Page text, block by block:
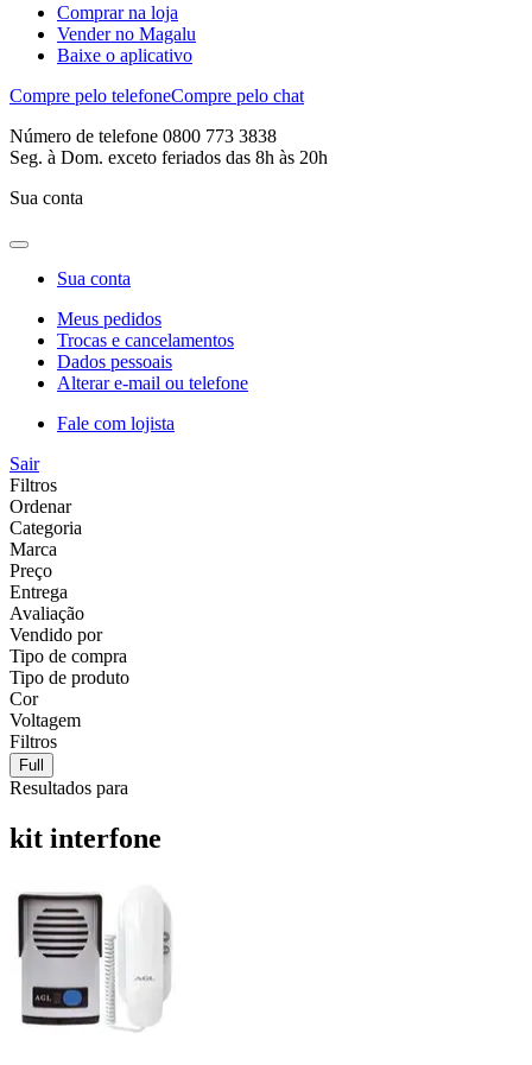
Comprar na loja
Vender no Magalu
Baixe o aplicativo
Compre pelo telefoneCompre pelo chat
Número de telefone 0800 773 3838
Seg. à Dom. exceto feriados das 8h às 20h
Sua conta
Sua conta
Meus pedidos
Trocas e cancelamentos
Dados pessoais
Alterar e-mail ou telefone
Fale com lojista
Sair
Filtros
Ordenar
Categoria
Marca
Preço
Entrega
Avaliação
Vendido por
Tipo de compra
Tipo de produto
Cor
Voltagem
Filtros
Full
Resultados para
kit interfone